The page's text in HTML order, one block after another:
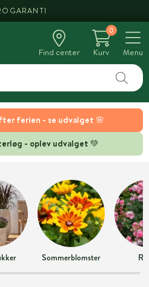
Find center
0
Kurv
Menu
ferien - se udvalget 🌸
- oplev udvalget 💚
Sommerblomster